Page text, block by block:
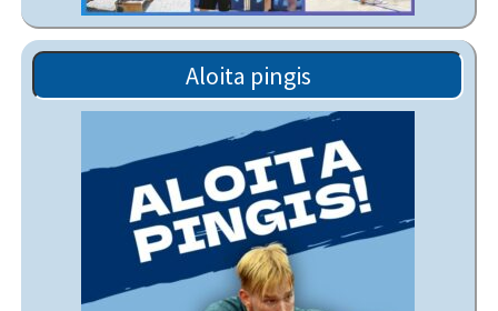
Aloita pingis